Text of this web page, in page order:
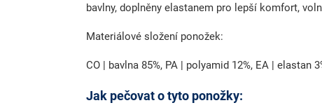
bavlny, doplněny elastanem pro lepší komfort,
Materiálové složení ponožek:
CO | bavlna 85%, PA | polyamid 12%, EA | elastan
Jak pečovat o tyto ponožky: